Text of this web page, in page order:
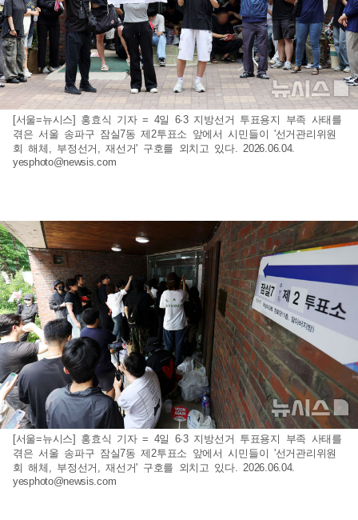
[서울=뉴시스] 홍효식 기자 = 4일 6·3 지방선거 투표용지 부족 사태를
겪은 서울 송파구 잠실7동 제2투표소 앞에서 시민들이 '선거관리위원
회 해체, 부정선거, 재선거' 구호를 외치고 있다. 2026.06.04.
yesphoto@newsis.com
[서울=뉴시스] 홍효식 기자 = 4일 6·3 지방선거 투표용지 부족 사태를
겪은 서울 송파구 잠실7동 제2투표소 앞에서 시민들이 '선거관리위원
회 해체, 부정선거, 재선거' 구호를 외치고 있다. 2026.06.04.
yesphoto@newsis.com